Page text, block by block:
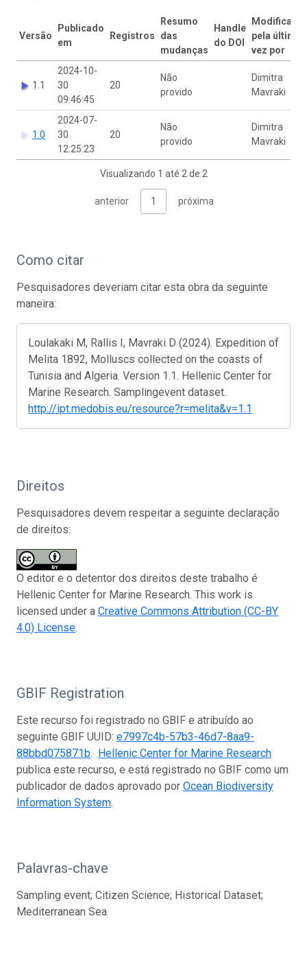
Versão
Publicado
em
Registros
Resumo
das
mudanças
Handle
do DOI
Modificado
pela última
vez por
1.1
2024-10-
30
09:46:45
20
Não
provido
Dimitra
Mavraki
1.0
2024-07-
30
12:25:23
20
Não
provido
Dimitra
Mavraki
Visualizando 1 até 2 de 2
anterior 1 próxima
Como citar
Pesquisadores deveriam citar esta obra da seguinte
maneira:
Loulakaki M, Rallis I, Mavraki D (2024). Expedition of
Melita 1892, Molluscs collected on the coasts of
Tunisia and Algeria. Version 1.1. Hellenic Center for
Marine Research. Samplingevent dataset.
http://ipt.medobis.eu/resource?r=melita&v=1.1
Direitos
Pesquisadores devem respeitar a seguinte declaração
de direitos:
O editor e o detentor dos direitos deste trabalho é
Hellenic Center for Marine Research. This work is
licensed under a Creative Commons Attribution (CC-BY
4.0) License.
GBIF Registration
Este recurso foi registrado no GBIF e atribuído ao
seguinte GBIF UUID: e7997c4b-57b3-46d7-8aa9-
88bbd075871b. Hellenic Center for Marine Research
publica este recurso, e está registrado no GBIF como um
publicador de dados aprovado por Ocean Biodiversity
Information System.
Palavras-chave
Sampling event; Citizen Science; Historical Dataset;
Mediterranean Sea